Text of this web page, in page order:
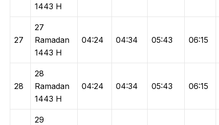
1443 H
27
27
Ramadan
1443 H
04:24 04:34 05:43 06:15
28
28
Ramadan
1443 H
04:24 04:34 05:43 06:15
29